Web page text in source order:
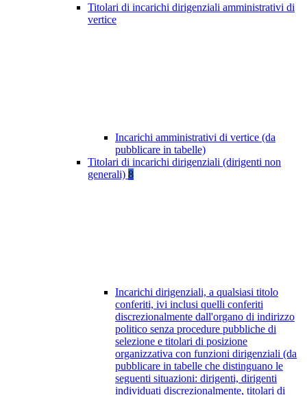
Titolari di incarichi dirigenziali amministrativi di
vertice
Incarichi amministrativi di vertice (da
pubblicare in tabelle)
Titolari di incarichi dirigenziali (dirigenti non
generali) 8
Incarichi dirigenziali, a qualsiasi titolo
conferiti, ivi inclusi quelli conferiti
discrezionalmente dall'organo di indirizzo
politico senza procedure pubbliche di
selezione e titolari di posizione
organizzativa con funzioni dirigenziali (da
pubblicare in tabelle che distinguano le
seguenti situazioni: dirigenti, dirigenti
individuati discrezionalmente, titolari di